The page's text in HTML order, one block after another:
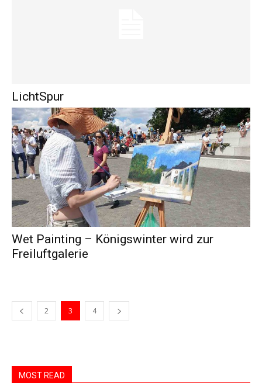
LichtSpur
Wet Painting – Königswinter wird zur
Freiluftgalerie
2 3 4
MOST READ